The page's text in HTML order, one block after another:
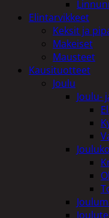
Elintarvikkeet
Keksit ja
Makeiset
Mausteet
Kausituotteet
Joulu
Joulu-